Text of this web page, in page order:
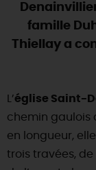
Des
famille
Thiellay a
L’église Saint-
chemin gaulois
en longueur,
trois travées,